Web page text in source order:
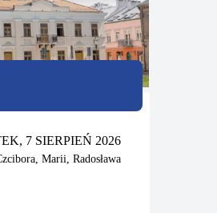
7 SIERPIEŃ 2026
Marii, Radosława